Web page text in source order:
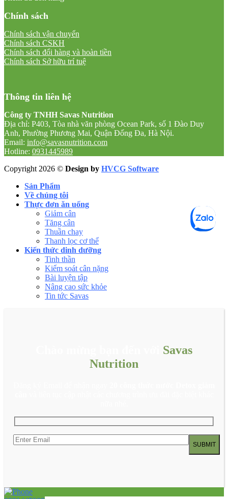
Chính sách
Chính sách vận chuyển
Chính sách CSKH
Chính sách đổi hàng và hoàn tiền
Chính sách Sở hữu trí tuệ
Thông tin liên hệ
Công ty TNHH Savas Nutrition
Địa chỉ: P403, Tòa nhà văn phòng Ocean Park, số 1 Đào Duy
Anh, Phường Phương Mai, Quận Đống Đa, Hà Nội.
Email: info@savasnutrition.com
Hotline: 0931445989
Copyright 2026 © Design by HVCG Software
Sản Phẩm
Về chúng tôi
Thực đơn ăn uống
Giảm cân
Tăng cân
Thuần chay
Thanh lọc cơ thể
Kiến thức dinh dưỡng
Tinh thần
Kiểm soát cân nặng
Bài luyện tập
Nâng cao sức khỏe
Tin tức Savas
Savas
Nutrition